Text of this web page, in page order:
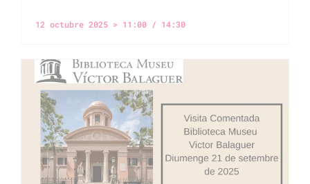
12 octubre 2025 > 11:00/ 14:30